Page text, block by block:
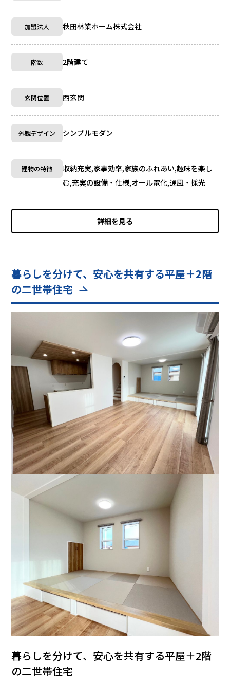
加盟法人 秋田林業ホーム株式会社
階数 2階建て
玄関位置 西玄関
外観デザイン シンプルモダン
建物の特徴
収納充実,家事効率,家族のふれあい,趣味を楽し
む,充実の設備・仕様,オール電化,通風・採光
詳細を見る
暮らしを分けて、安心を共有する平屋＋2階
の二世帯住宅
暮らしを分けて、安心を共有する平屋＋2階
の二世帯住宅